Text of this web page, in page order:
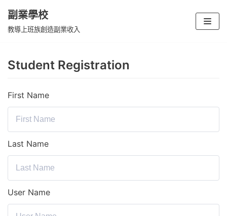
Skip
副業學校
教導上班族創造副業收入
Student Registration
First Name
Last Name
User Name